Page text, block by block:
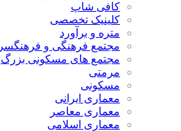
کافی شاپ
کلینیک تخصصی
متره و برآورد
مجتمع فرهنگی و فرهنگسرا
مجتمع های مسکونی بزرگ
مرمتی
مسکونی
معماری ایرانی
معماری معاصر
معماری اسلامی